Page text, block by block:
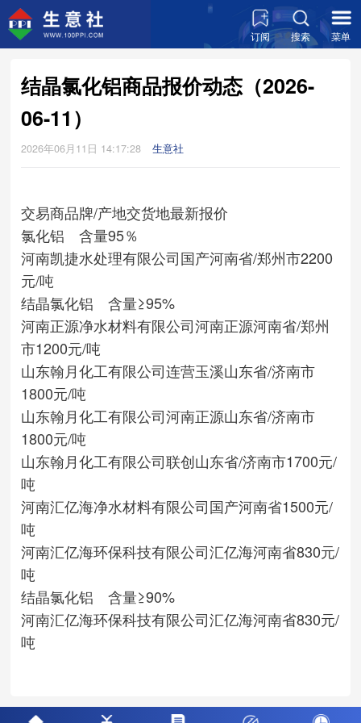
订阅 搜索 菜单
结晶氯化铝商品报价动态（2026-
06-11）
2026年06月11日 14:17:28 生意社
交易商品牌/产地交货地最新报价
氯化铝 含量95％
河南凯捷水处理有限公司国产河南省/郑州市2200
元/吨
结晶氯化铝 含量≥95%
河南正源净水材料有限公司河南正源河南省/郑州
市1200元/吨
山东翰月化工有限公司连营玉溪山东省/济南市
1800元/吨
山东翰月化工有限公司河南正源山东省/济南市
1800元/吨
山东翰月化工有限公司联创山东省/济南市1700元/
吨
河南汇亿海净水材料有限公司国产河南省1500元/
吨
河南汇亿海环保科技有限公司汇亿海河南省830元/
吨
结晶氯化铝 含量≥90%
河南汇亿海环保科技有限公司汇亿海河南省830元/
吨